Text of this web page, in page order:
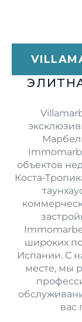
объектов
Коста-
широких
Испании. С
месте, мы
вас